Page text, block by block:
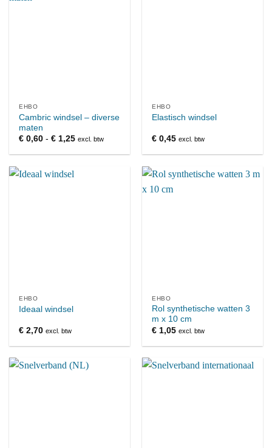
EHBO
Cambric windsel – diverse
maten
€ 0,60 - € 1,25Prijsklasse:
tot
excl. btw
EHBO
Elastisch windsel
€ 0,45 excl. btw
EHBO
Ideaal windsel
€ 2,70 excl. btw
EHBO
Rol synthetische watten 3
m x 10 cm
€ 1,05 excl. btw